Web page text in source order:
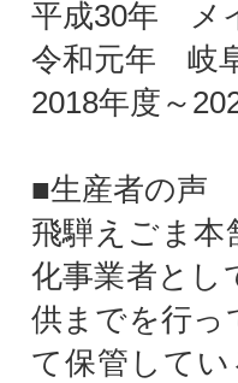
平成30年 メ
令和元年 岐
2018年度～
■生産者の声
飛騨えごま本
化事業者とし
供までを行っ
て保管して